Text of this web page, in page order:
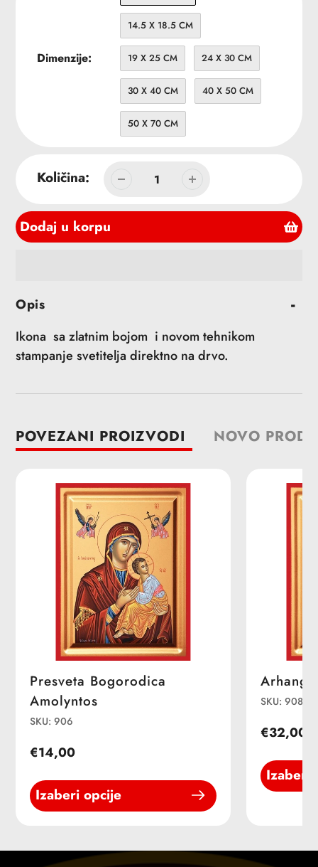
Dimenzije:
14.5 X 18.5 CM
19 X 25 CM 24 X 30 CM
30 X 40 CM 40 X 50 CM
50 X 70 CM
Količina:
Dodaj u korpu
proizvoda
u
korpu
Opis
Ikona sa zlatnim bojom i novom tehnikom
stampanje svetitelja direktno na drvo.
POVEZANI PROIZVODI NOVO
Presveta Bogorodica
Amolyntos
SKU: 906
€14,00
Izaberi opcije
SKU: 908
€32,00
Izaberi